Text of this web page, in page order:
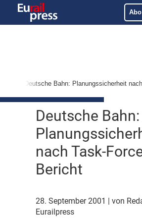
Abo
Deutsche Bahn: Planungssicherheit
Deutsche Bahn:
nach Task-
Bericht
28. September 2001
| von
Eurailpress